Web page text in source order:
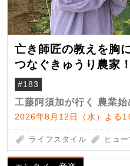
亡き師匠の教えを胸
つなぐきゅうり農家！
#183
工藤阿須加が行く 農業
2026年8月12日（水）よる
ライフスタイル ヒュ